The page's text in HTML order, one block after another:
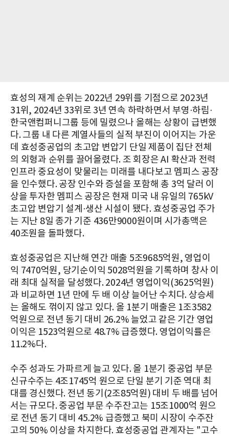
효성의 재계 순위는 2022년 29위를 기점으로 2023년
31위, 2024년 33위로 3년 연속 하락하면서 부영·하림·
한국앤컴퍼니그룹 등에 밀렸으나 올해는 상황이 급변했
다. 그룹 내 다른 계열사들의 실적 부진이 이어지는 가운
데 효성중공업의 초고압 변압기 단일 제품이 집단 전체
의 외형과 순위를 끌어올렸다. 조 회장은 AI 확산과 전력
인프라 중요성이 맞물리는 미래를 내다보고 멤피스 공장
을 인수했다. 공장 인수와 증설을 포함해 총 3억 달러 이
상을 투자한 멤피스 공장은 현재 미국 내 유일의 765kV
초고압 변압기 설계·생산 시설이 됐다. 효성중공업 주가
는 지난 8일 종가 기준 436만9000원이며 시가총액은
40조원을 돌파했다.
효성중공업은 지난해 연간 매출 5조9685억원, 영업이
익 7470억원, 당기순이익 5028억원을 기록하며 창사 이
래 최대 실적을 달성했다. 2024년 영업이익(3625억원)
과 비교하면 1년 만에 두 배 이상 늘어난 수치다. 상승세
는 올해도 꺾이지 않고 있다. 올 1분기 매출은 1조3582
억원으로 전년 동기 대비 26.2% 늘었고 같은 기간 영업
이익은 1523억원으로 48.7% 급증했다. 영업이익률은
11.2%다.
수주 성과도 가파르게 늘고 있다. 올 1분기 중공업 부문
신규수주는 4조1745억 원으로 단일 분기 기준 역대 최
대를 경신했다. 전년 동기(2조85억원) 대비 두 배를 넘어
서는 규모다. 중공업 부문 수주잔고는 15조1000억 원으
로 전년 동기 대비 45.2% 급증했고 북미 시장이 수주잔
고의 50% 이상을 차지한다. 효성중공업 관계자는 "고수